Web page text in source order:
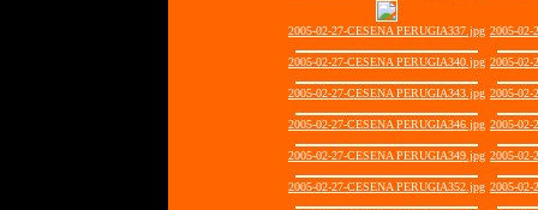
2005-02-27-CESENA PERUGIA337.jpg 2005-02-
2005-02-27-CESENA PERUGIA340.jpg 2005-02-
2005-02-27-CESENA PERUGIA343.jpg 2005-02-
2005-02-27-CESENA PERUGIA346.jpg 2005-02-
2005-02-27-CESENA PERUGIA349.jpg 2005-02-
2005-02-27-CESENA PERUGIA352.jpg 2005-02-